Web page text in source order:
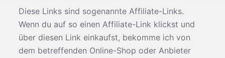
Diese Links sind sogenannte Affiliate-Links.
Wenn du auf so einen Affiliate-Link klickst und
über diesen Link einkaufst, bekomme ich von
dem betreffenden Online-Shop oder Anbieter